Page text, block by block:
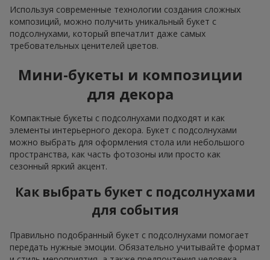
Используя современные технологии создания сложных
композиций, можно получить уникальный букет с
подсолнухами, который впечатлит даже самых
требовательных ценителей цветов.
Мини-букеты и композиции
для декора
Компактные букеты с подсолнухами подходят и как
элементы интерьерного декора. Букет с подсолнухами
можно выбрать для оформления стола или небольшого
пространства, как часть фотозоны или просто как
сезонный яркий акцент.
Как выбрать букет с подсолнухами
для события
Правильно подобранный букет с подсолнухами помогает
передать нужные эмоции. Обязательно учитывайте формат